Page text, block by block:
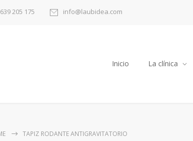
205 175 info@laubidea.com
Inicio La clínica
TAPIZ RODANTE ANTIGRAVITATORIO